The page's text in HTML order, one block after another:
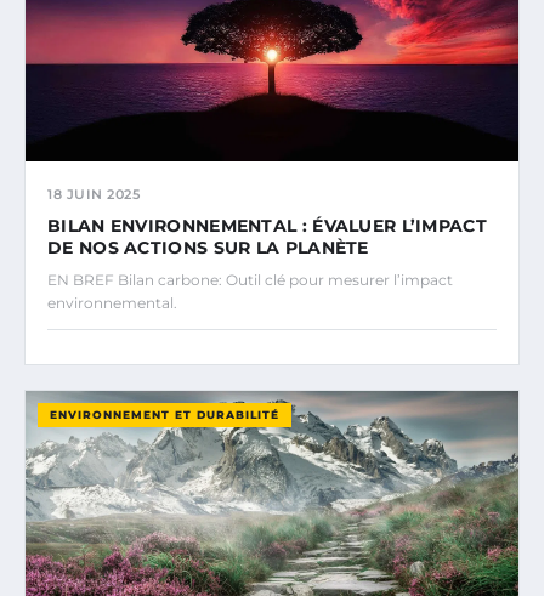
18 JUIN 2025
BILAN ENVIRONNEMENTAL : ÉVALUER L’IMPACT
DE NOS ACTIONS SUR LA PLANÈTE
EN BREF Bilan carbone: Outil clé pour mesurer l’impact
environnemental.
ENVIRONNEMENT ET DURABILITÉ